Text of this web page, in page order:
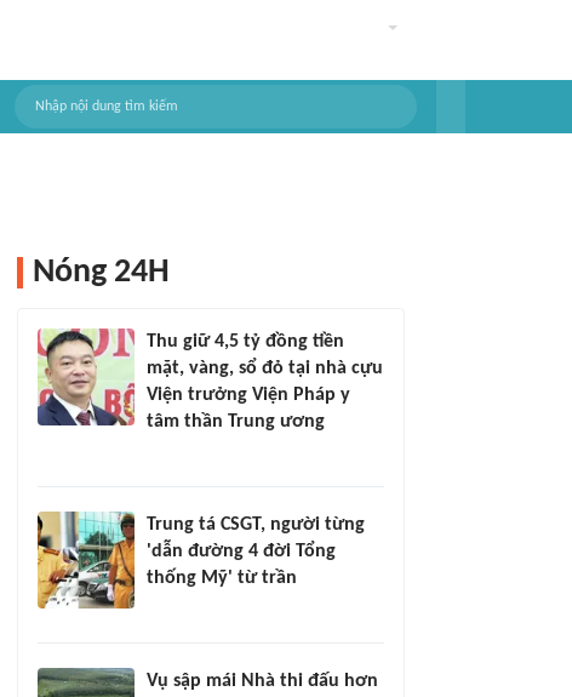
Nóng 24H
Thu giữ 4,5 tỷ đồng tiền
mặt, vàng, sổ đỏ tại nhà cựu
Viện trưởng Viện Pháp y
tâm thần Trung ương
Trung tá CSGT, người từng
'dẫn đường 4 đời Tổng
thống Mỹ' từ trần
Vụ sập mái Nhà thi đấu hơn